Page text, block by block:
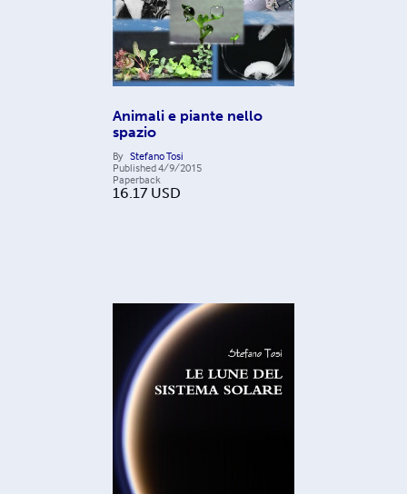
Animali e piante nello
spazio
By Stefano Tosi
Published4/9/2015
Paperback
16.17 USD